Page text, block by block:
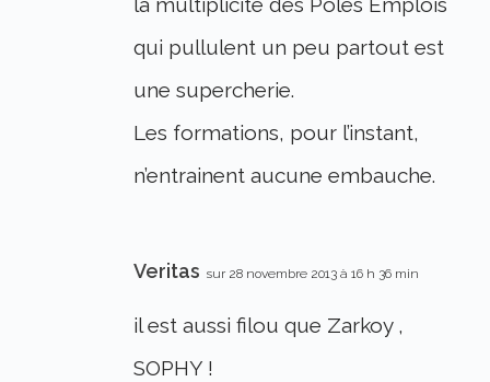
qui pullulent un peu partout est
une supercherie.
Les formations, pour l’instant,
n’entrainent aucune embauche.
Veritas sur 28 novembre 2013 à 16 h 36 min
il est aussi filou que Zarkoy ,
SOPHY !